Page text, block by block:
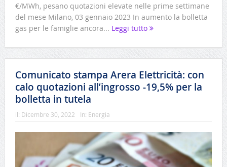
€/MWh, pesano quotazioni elevate nelle prime settimane
del mese Milano, 03 gennaio 2023 In aumento la bolletta
gas per le famiglie ancora... Leggi tutto
Comunicato stampa Arera Elettricità: con
calo quotazioni all’ingrosso -19,5% per la
bolletta in tutela
il: Dicembre 30, 2022 In: Energia